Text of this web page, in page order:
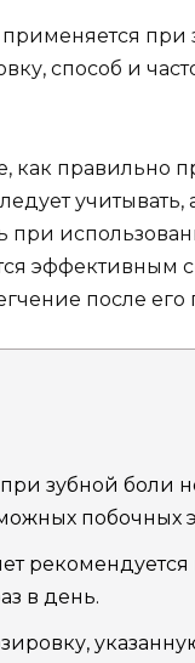
при
способ и
как правильно
эффективным
после
зубной боли
побочных
в день.